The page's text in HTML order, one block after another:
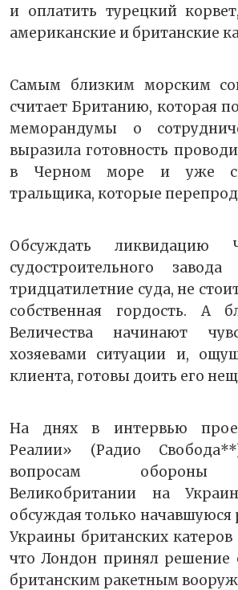
и оплатить турецкий
американские и британские
Самым близким морским
считает Британию, которая
меморандумы о
выразила готовность
в Черном море и уже
тральщика, которые
Обсуждать ликвидацию
судостроительного
тридцатилетние суда, не
собственная гордость. А
Величества начинают
хозяевами ситуации и,
клиента, готовы доить его
На днях в интервью
Реалии» (Радио
вопросам обороны
Великобритании на
обсуждая только начавшуюся
Украины британских катеров
что Лондон принял решение
британским ракетным